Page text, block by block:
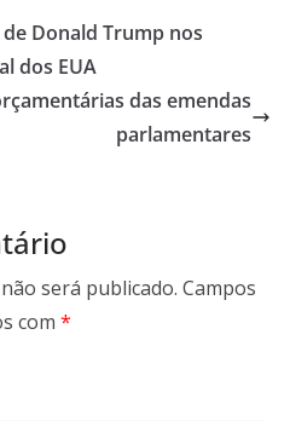
l l e
Donald Trump nos
dos EUA
das emendas
parlamentares
será publicado. Campos
com *